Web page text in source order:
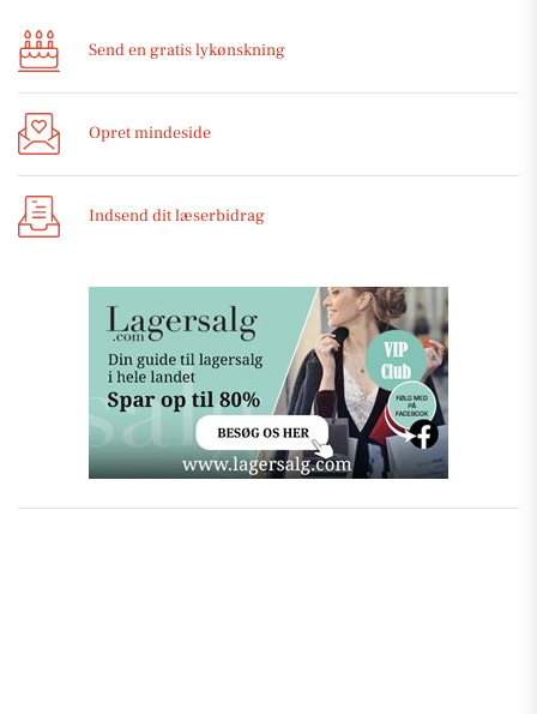
Send en gratis lykønskning
Opret mindeside
Indsend dit læserbidrag